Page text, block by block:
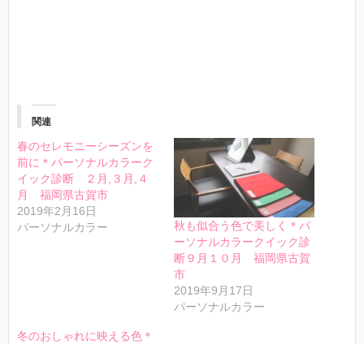
関連
春のセレモニーシーズンを
前に＊パーソナルカラーク
イック診断 ２月,３月,４
月 福岡県古賀市
2019年2月16日
パーソナルカラー
秋も似合う色で美しく＊パ
ーソナルカラークイック診
断９月１０月 福岡県古賀
市
2019年9月17日
パーソナルカラー
冬のおしゃれに映える色＊